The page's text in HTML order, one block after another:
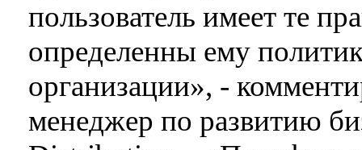
пользователь имеет те
определенны ему
организации», -
менеджер по развитию